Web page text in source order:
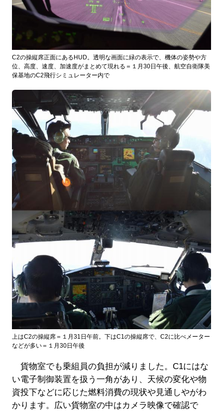
C2の操縦席正面にあるHUD。透明な画面に緑の表示で、機体の姿勢や方
位、高度、速度、加速度がまとめて現れる＝１月30日午後、航空自衛隊美
保基地のC2飛行シミュレーター内で
上はC2の操縦席＝１月31日午前。下はC1の操縦席で、C2に比べメーター
などが多い＝１月30日午後
貨物室でも乗組員の負担が減りました。C1にはな
い電子制御装置を扱う一角があり、天候の変化や物
資投下などに応じた燃料消費の現状や見通しやがわ
かります。広い貨物室の中はカメラ映像で確認で